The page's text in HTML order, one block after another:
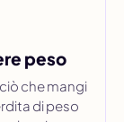
peso
che mangi
di peso